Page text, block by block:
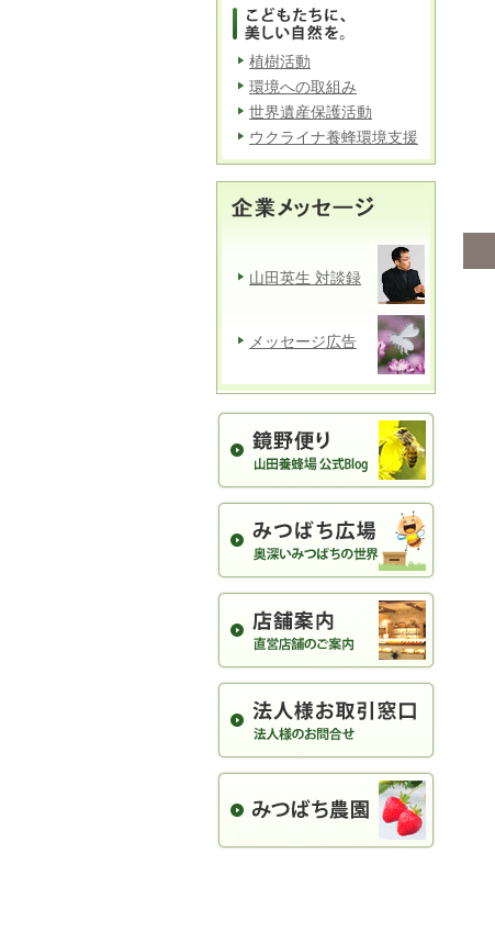
植樹活動
環境への取組み
世界遺産保護活動
ウクライナ養蜂環境支援
山田英生 対談録
メッセージ広告